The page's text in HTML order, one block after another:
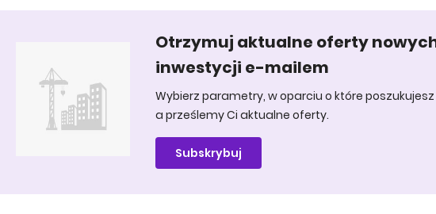
Otrzymuj aktualne oferty
inwestycji e-mailem
Wybierz parametry, w oparciu o które
a prześlemy Ci aktualne oferty.
Subskrybuj